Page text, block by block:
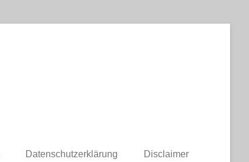
Datenschutzerklärung Disclaimer